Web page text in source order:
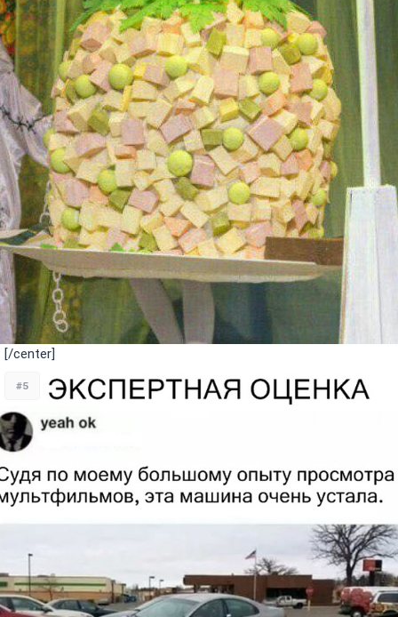
[/center]
#5